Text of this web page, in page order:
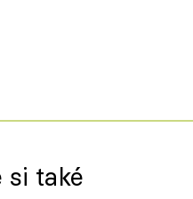
si také